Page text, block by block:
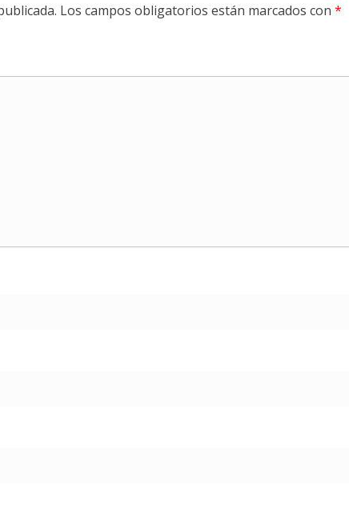
Los campos obligatorios están marcados con *